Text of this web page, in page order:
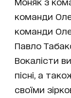
команди
команди
Павло
Вокалісти
пісні, а
своїми